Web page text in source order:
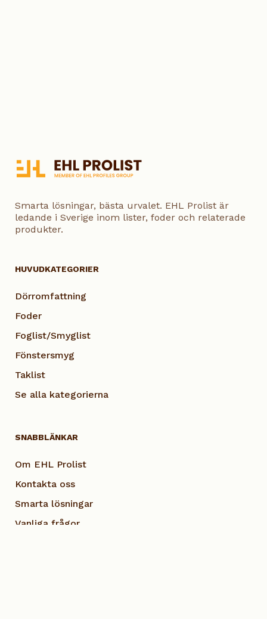
Smarta lösningar, bästa urvalet. EHL Prolist är
ledande i Sverige inom lister, foder och relaterade
produkter.
HUVUDKATEGORIER
Dörromfattning
Foder
Foglist/Smyglist
Fönstersmyg
Taklist
Se alla kategorierna
SNABBLÄNKAR
Om EHL Prolist
Kontakta oss
Smarta lösningar
Vanliga frågor